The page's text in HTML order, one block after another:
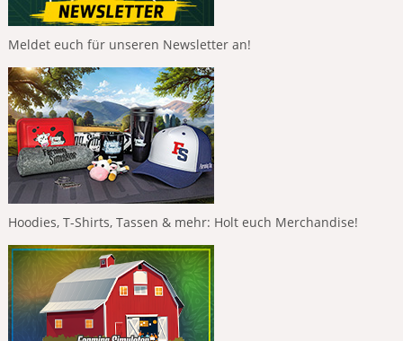
Meldet euch für unseren Newsletter an!
Hoodies, T-Shirts, Tassen & mehr: Holt euch Merchandise!